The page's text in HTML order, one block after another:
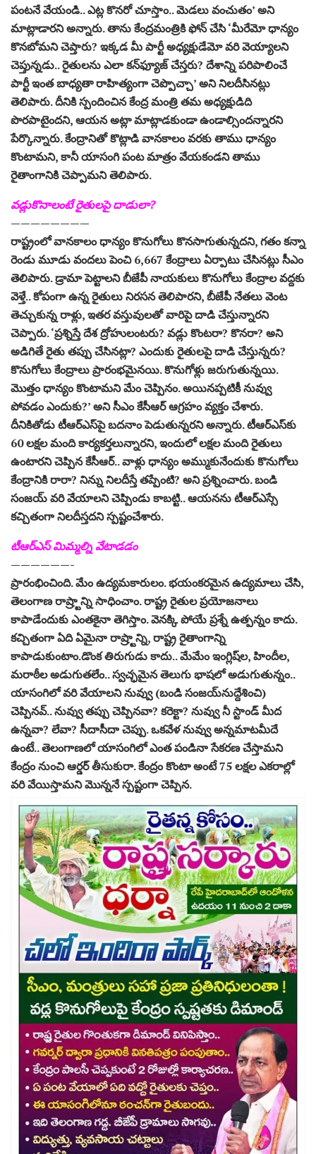
పంటనే వేయండి.. ఎట్ల కొనరో చూస్తాం.. మెడలు వంచుతం’ అని
మాట్లాడారని అన్నారు. తాను కేంద్రమంత్రికి ఫోన్‌ చేసి ‘మీరేమో ధాన్యం
కొనబోమని చెప్తారు? ఇక్కడ మీ పార్టీ అధ్యక్షుడేమో వరి వెయ్యాలని
చెప్తున్నడు.. రైతులను ఎలా కన్‌ఫ్యూజ్‌ చేస్తరు? దేశాన్ని పరిపాలించే
పార్టీ ఇంత బాధ్యతా రాహిత్యంగా చెప్పొచ్చా’ అని నిలదీసినట్లు
తెలిపారు. దీనికి స్పందించిన కేంద్ర మంత్రి తమ అధ్యక్షుడిది
పొరపాటైందని, ఆయన అట్లా మాట్లాడకుండా ఉండాల్సిందన్నారని
పేర్కొన్నారు. కేంద్రానితో కొట్లాడి వానకాలం వరకు తాము ధాన్యం
కొంటామని, కానీ యాసంగి పంట మాత్రం వేయకండని తాము
రైతాంగానికి చెప్పామని తెలిపారు.
వడ్లుకొనాలంటే రైతులపై దాడులా?
————————
రాష్ట్రంలో వానకాలం ధాన్యం కొనుగోలు కొనసాగుతున్నదని, గతం కన్నా
రెండు మూడు వందలు పెంచి 6,667 కేంద్రాలు ఏర్పాటు చేసినట్లు సీఎం
తెలిపారు. డ్రామా పెట్టాలని బీజేపీ నాయకులు కొనుగోలు కేంద్రాల వద్దకు
వెళ్తే.. కోపంగా ఉన్న రైతులు నిరసన తెలిపారని, బీజేపీ నేతలు వెంట
తెచ్చుకున్న రాళ్లు, ఇతర వస్తువులతో వారిపై దాడి చేస్తున్నారని
చెప్పారు. ‘ప్రశ్నిస్తే దేశ ద్రోహులంటరు? వడ్లు కొంటరా? కొనరా? అని
అడిగితే రైతు తప్పు చేసినట్లా? ఎందుకు రైతులపై దాడి చేస్తున్నరు?
కొనుగోలు కేంద్రాలు ప్రారంభమైనయి. కొనుగోళ్లు జరుగుతున్నయి.
మొత్తం ధాన్యం కొంటామని మేం చెప్పినం. అయినప్పటికీ నువ్వు
పోవడం ఎందుకు?’ అని సీఎం కేసీఆర్‌ ఆగ్రహం వ్యక్తం చేశారు.
దీనికితోడు టీఆర్‌ఎస్‌పై బదనాం పెడుతున్నరని అన్నారు. టీఆర్‌ఎస్‌కు
60 లక్షల మంది కార్యకర్తలున్నారని, ఇందులో లక్షల మంది రైతులు
ఉంటారని చెప్పిన కేసీఆర్‌.. వాళ్లు ధాన్యం అమ్ముకునేందుకు కొనుగోలు
కేంద్రానికి రారా? నిన్ను నిలదీస్తే తప్పేంటి? అని ప్రశ్నించారు. బండి
సంజయ్‌ వరి వేయాలని చెప్పిండు కాబట్టి.. ఆయనను టీఆర్‌ఎస్సే
కచ్చితంగా నిలదీస్తదని స్పష్టంచేశారు.
టీఆర్‌ఎస్‌ మిమ్మల్ని వేటాడడం
——————-
ప్రారంభించింది. మేం ఉద్యమకారులం. భయంకరమైన ఉద్యమాలు చేసి,
తెలంగాణ రాష్ర్టాన్ని సాధించాం. రాష్ట్ర రైతుల ప్రయోజనాలు
కాపాడేందుకు ఎంతకైనా తెగిస్తాం. వెనక్కి పోయే ప్రశ్నే ఉత్పన్నం కాదు.
కచ్చితంగా ఏది ఏమైనా రాష్ర్టాన్ని, రాష్ట్ర రైతాంగాన్ని
కాపాడుకుంటాం.డొంక తిరుగుడు కాదు.. మేమేం ఇంగ్లిష్‌ల, హిందీల,
మరాఠీల అడుగుతలేం.. స్వచ్ఛమైన తెలుగు భాషలో అడుగుతున్నం..
యాసంగిలో వరి వేయాలని నువ్వు (బండి సంజయ్‌నుద్దేశించి)
చెప్పినవ్‌.. నువ్వు తప్పు చెప్పినవా? కరెక్టా? నువ్వు నీ స్టాండ్‌ మీద
ఉన్నవా? లేవా? సీదాసీదా చెప్పు. ఒకవేళ నువ్వు అన్నమాటమీదే
ఉంటే.. తెలంగాణలో యాసంగిలో ఎంత పండినా సేకరణ చేస్తామని
కేంద్రం నుంచి ఆర్డర్‌ తీసుకురా. కేంద్రం కొంటా అంటే 75 లక్షల ఎకరాల్లో
వరి వేయిస్తామని మొన్ననే స్పష్టంగా చెప్పిన.